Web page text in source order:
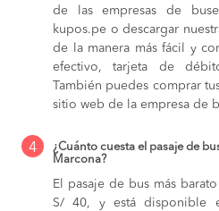
de las empresas de
kupos.pe o descargar
de la manera más fácil y
efectivo, tarjeta de
También puedes comprar
sitio web de la empresa de
4
¿Cuánto cuesta el pasaje de
Marcona?
El pasaje de bus más
S/ 40, y está disponible